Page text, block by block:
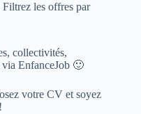
Filtrez les offres par
collectivités,
via EnfanceJob 🙂
votre CV et soyez